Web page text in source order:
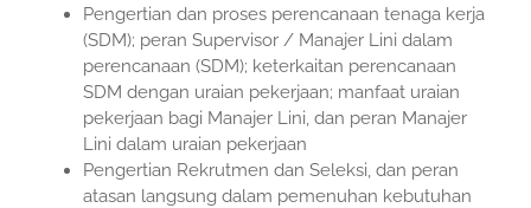
Pengertian dan proses perencanaan tenaga kerja
(SDM); peran Supervisor / Manajer Lini dalam
perencanaan (SDM); keterkaitan perencanaan
SDM dengan uraian pekerjaan; manfaat uraian
pekerjaan bagi Manajer Lini, dan peran Manajer
Lini dalam uraian pekerjaan
Pengertian Rekrutmen dan Seleksi, dan peran
atasan langsung dalam pemenuhan kebutuhan